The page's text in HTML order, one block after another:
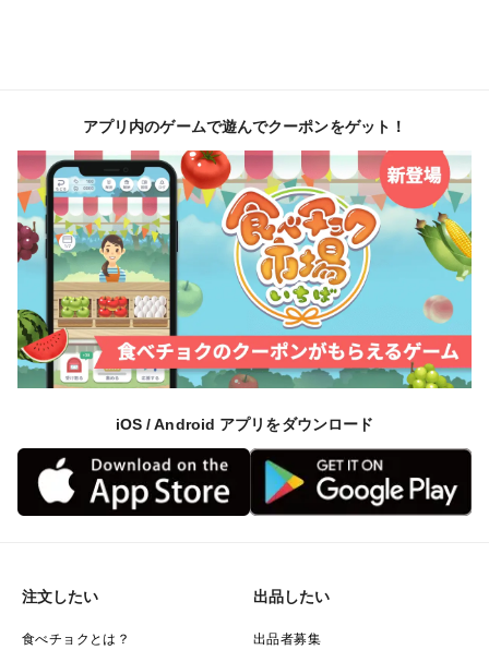
アプリ内のゲームで遊んでクーポンをゲット！
iOS / Android アプリをダウンロード
注文したい
食べチョクとは？
出品したい
出品者募集